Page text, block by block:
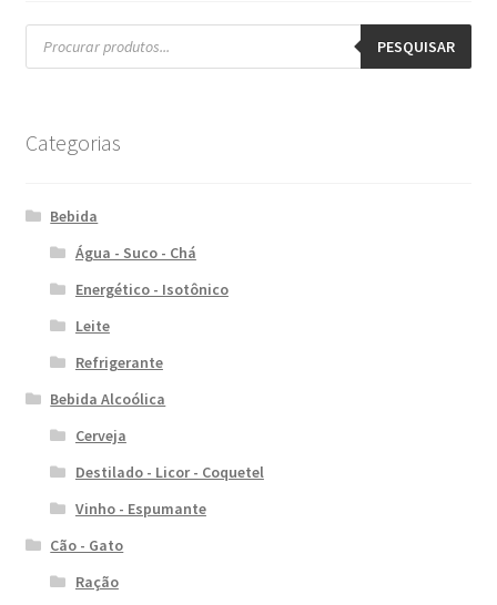
Pesquisar
produtos PESQUISAR
Categorias
Bebida
Água - Suco - Chá
Energético - Isotônico
Leite
Refrigerante
Bebida Alcoólica
Cerveja
Destilado - Licor - Coquetel
Vinho - Espumante
Cão - Gato
Ração